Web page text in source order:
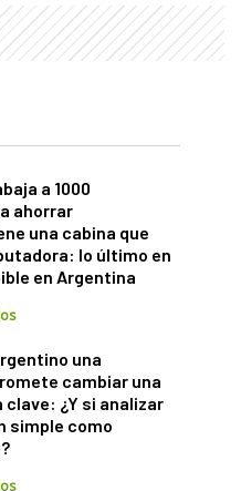
a 1000
ahorrar
una cabina que
lo último en
en Argentina
una
cambiar una
¿Y si analizar
simple como